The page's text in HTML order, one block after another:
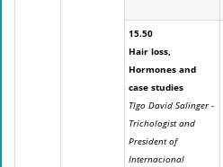
15.50
Hair loss,
Hormones and
case studies
Tlgo David Salinger -
Trichologist and
President of
Internacional